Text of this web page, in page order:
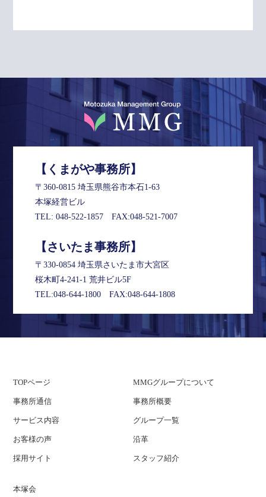
【くまがや事務所】
〒360-0815 埼玉県熊谷市本石1-63
本塚経営ビル
TEL: 048-522-1857 FAX:048-521-7007
【さいたま事務所】
〒330-0854 埼玉県さいたま市大宮区
桜木町4-241-1 荒井ビル5F
TEL:048-644-1800 FAX:048-644-1808
TOPページ
事務所通信
サービス内容
お客様の声
採用サイト
MMGグループについて
事務所概要
グループ一覧
沿革
スタッフ紹介
本塚会